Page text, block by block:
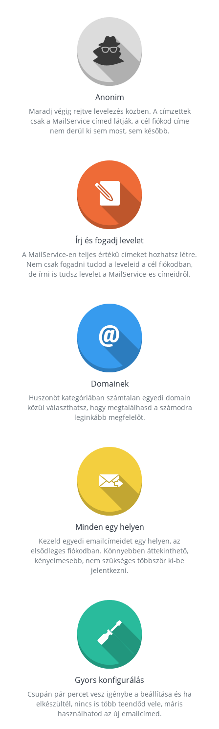
Anonim
Maradj végig rejtve levelezés közben. A címzettek
csak a MailService címed látják, a cél fiókod címe
nem derül ki sem most, sem később.
Írj és fogadj levelet
A MailService-en teljes értékű címeket hozhatsz létre.
Nem csak fogadni tudod a leveleid a cél fiókodban,
de írni is tudsz levelet a MailService-es címeidről.
Domainek
Huszonöt kategóriában számtalan egyedi domain
közül választhatsz, hogy megtalálhasd a számodra
leginkább megfelelőt.
Minden egy helyen
Kezeld egyedi emailcímeidet egy helyen, az
elsődleges fiókodban. Könnyebben áttekinthető,
kényelmesebb, nem szükséges többször ki-be
jelentkezni.
Gyors konfigurálás
Csupán pár percet vesz igénybe a beállítása és ha
elkészültél, nincs is több teendőd vele, máris
használhatod az új emailcímed.